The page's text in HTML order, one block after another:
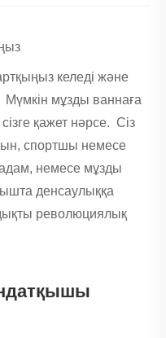
келеді және
мұзды ваннаға
қажет нәрсе. Сіз
спортшы немесе
немесе мұзды
денсаулыққа
революциялық